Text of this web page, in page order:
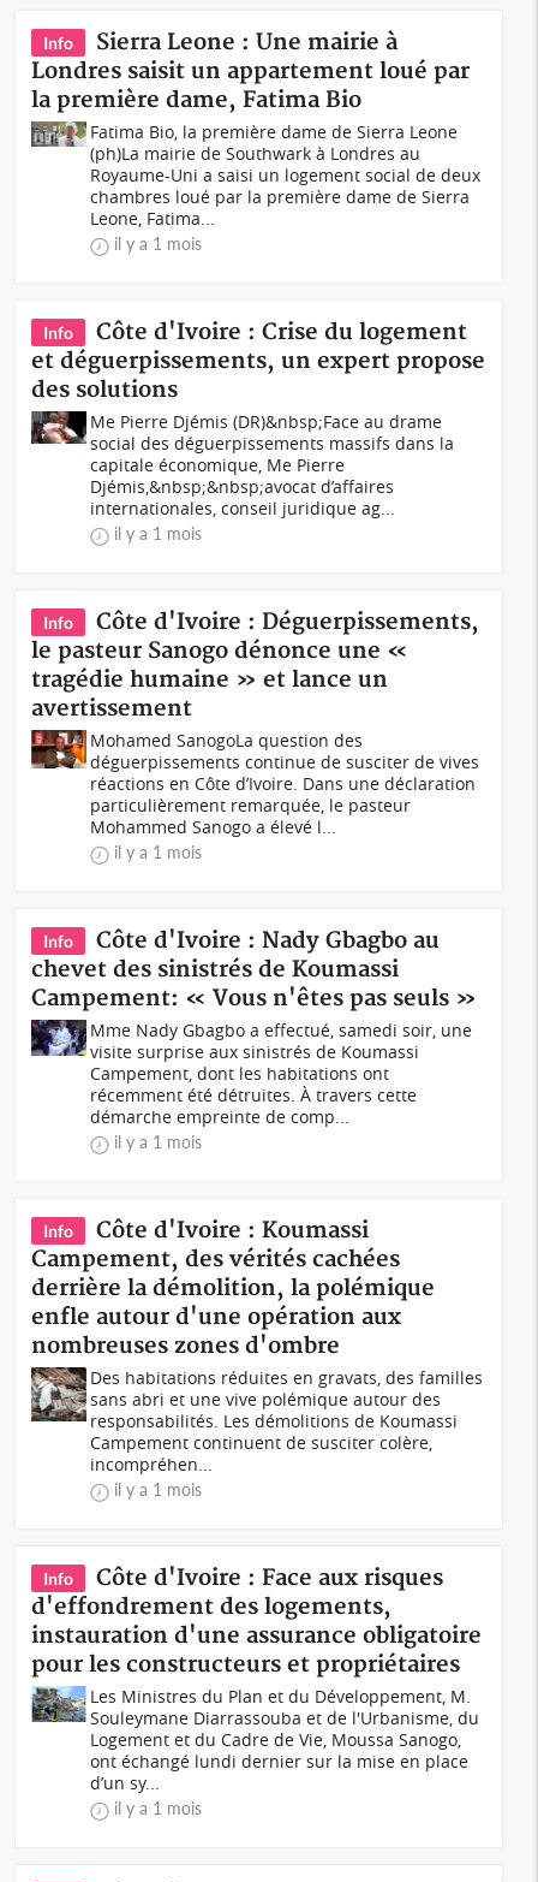
Info
Sierra Leone : Une mairie à
Londres saisit un appartement loué par
la première dame, Fatima Bio
Fatima Bio, la première dame de Sierra Leone
(ph)La mairie de Southwark à Londres au
Royaume-Uni a saisi un logement social de deux
chambres loué par la première dame de Sierra
Leone, Fatima...
il y a 1 mois
Info
Côte d'Ivoire : Crise du logement
et déguerpissements, un expert propose
des solutions
Me Pierre Djémis (DR)&nbsp;Face au drame
social des déguerpissements massifs dans la
capitale économique, Me Pierre
Djémis,&nbsp;&nbsp;avocat d’affaires
internationales, conseil juridique ag...
il y a 1 mois
Info
Côte d'Ivoire : Déguerpissements,
le pasteur Sanogo dénonce une «
tragédie humaine » et lance un
avertissement
Mohamed SanogoLa question des
déguerpissements continue de susciter de vives
réactions en Côte d’Ivoire. Dans une déclaration
particulièrement remarquée, le pasteur
Mohammed Sanogo a élevé l...
il y a 1 mois
Info
Côte d'Ivoire : Nady Gbagbo au
chevet des sinistrés de Koumassi
Campement: « Vous n'êtes pas seuls »
Mme Nady Gbagbo a effectué, samedi soir, une
visite surprise aux sinistrés de Koumassi
Campement, dont les habitations ont
récemment été détruites. À travers cette
démarche empreinte de comp...
il y a 1 mois
Info
Côte d'Ivoire : Koumassi
Campement, des vérités cachées
derrière la démolition, la polémique
enfle autour d'une opération aux
nombreuses zones d'ombre
Des habitations réduites en gravats, des familles
sans abri et une vive polémique autour des
responsabilités. Les démolitions de Koumassi
Campement continuent de susciter colère,
incompréhen...
il y a 1 mois
Info
Côte d'Ivoire : Face aux risques
d'effondrement des logements,
instauration d'une assurance obligatoire
pour les constructeurs et propriétaires
Les Ministres du Plan et du Développement, M.
Souleymane Diarrassouba et de l'Urbanisme, du
Logement et du Cadre de Vie, Moussa Sanogo,
ont échangé lundi dernier sur la mise en place
d’un sy...
il y a 1 mois